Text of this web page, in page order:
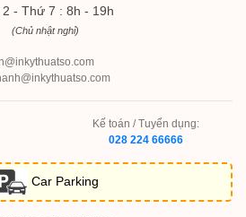
- Thứ 7 : 8h - 19h
(Chủ nhật nghỉ)
Kế toán / Tuyển dụng:
028 224 66666
Car Parking